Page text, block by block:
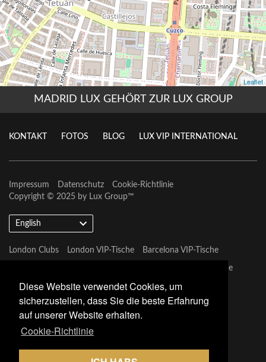
Diese Website verwendet Cookies, um
sicherzustellen, dass Sie die beste Erfahrung
auf unserer Website erhalten.
Cookie-Richtlinie
MADRID LUX GEHÖRT ZUR LUX GROUP
KONTAKT FOTOS BLOG LUX VIP INTERNATIONAL
Impressum Datenschutz
Cookie-Richtlinie
Copyright © 2025 by Lux Group™
English
London Clubs London VIP-Tische Barcelona VIP-Tische
Dubai VIP-Tische
Marbella VIP-Tische